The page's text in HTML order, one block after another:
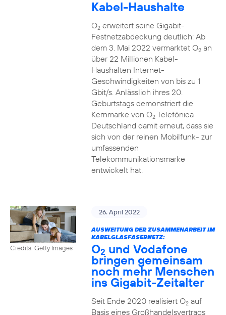
Kabel-Haushalte
O2erweitert seine Gigabit-
Festnetzabdeckung deutlich: Ab
dem 3. Mai 2022 vermarktet O2an
über 22 Millionen Kabel-
Haushalten Internet-
Geschwindigkeiten von bis zu 1
Gbit/s. Anlässlich ihres 20.
Geburtstags demonstriert die
Kernmarke von O2Telefónica
Deutschland damit erneut, dass sie
sich von der reinen Mobilfunk- zur
umfassenden
Telekommunikationsmarke
entwickelt hat.
Credits: Getty Images
26. April 2022
AUSWEITUNG DER ZUSAMMENARBEIT IM
KABELGLASFASERNETZ:
O2 und Vodafone
bringen gemeinsam
noch mehr Menschen
ins Gigabit-Zeitalter
Seit Ende 2020 realisiert O2auf
Basis eines Großhandelsvertrags